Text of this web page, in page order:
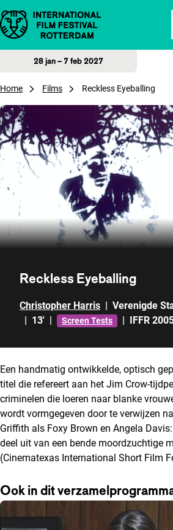
Direct naar inhoud
28 jan – 7 feb 2027
Home Films Reckless Eyeballing
Reckless Eyeballing
Christopher Harris | Verenigde
| 13' | Screen Tests | IFFR
Een handmatig ontwikkelde, optisch
titel die refereert aan het Jim Crow-
criminelen die loeren naar blanke
wordt vormgegeven door te verwijzen
Griffith als Foxy Brown en Angela
deel uit van een bende moordzuchtige
(Cinematexas International Short Film
Ook in dit